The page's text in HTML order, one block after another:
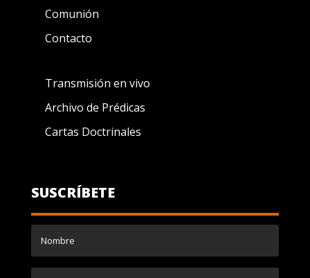
Comunión
Contacto
Transmisión en vivo
Archivo de Prédicas
Cartas Doctrinales
SUSCRÍBETE